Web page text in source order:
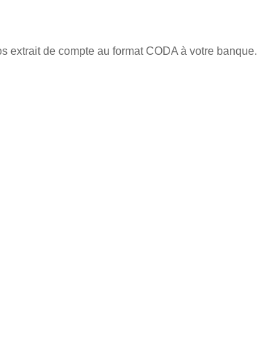
extrait de compte au format CODA à votre banque.